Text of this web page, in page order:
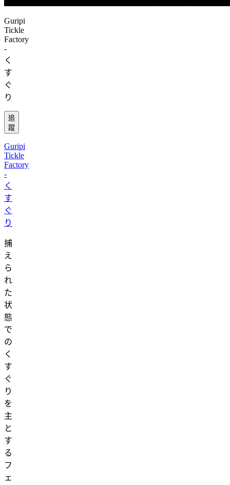
Guripi
Tickle
Factory
-
く
す
ぐ
り
追
蹤
Guripi
Tickle
Factory
-
く
す
ぐ
り
捕
え
ら
れ
た
状
態
で
の
く
す
ぐ
り
を
主
と
す
る
フ
ェ